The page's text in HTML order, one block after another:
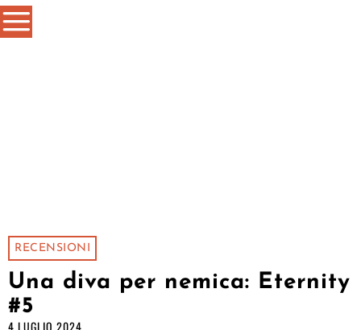
RECENSIONI
Una diva per nemica: Eternity
#5
4 LUGLIO 2024